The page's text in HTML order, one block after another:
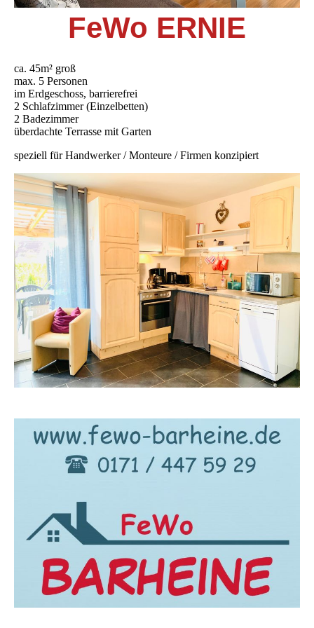
FeWo ERNIE
ca. 45m² groß
max. 5 Personen
im Erdgeschoss, barrierefrei
2 Schlafzimmer (Einzelbetten)
2 Badezimmer
überdachte Terrasse mit Garten
speziell für Handwerker / Monteure / Firmen konzipiert